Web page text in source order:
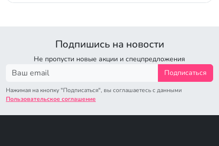
Подпишись на новости
Не пропусти новые акции и спецпредложения
Подписаться
Нажимая на кнопку "Подписаться", вы соглашаетесь с данными
Пользовательское соглашение